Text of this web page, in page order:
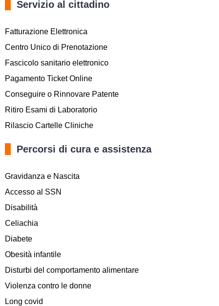
Servizio al cittadino
Fatturazione Elettronica
Centro Unico di Prenotazione
Fascicolo sanitario elettronico
Pagamento Ticket Online
Conseguire o Rinnovare Patente
Ritiro Esami di Laboratorio
Rilascio Cartelle Cliniche
Percorsi di cura e assistenza
Gravidanza e Nascita
Accesso al SSN
Disabilità
Celiachia
Diabete
Obesità infantile
Disturbi del comportamento alimentare
Violenza contro le donne
Long covid